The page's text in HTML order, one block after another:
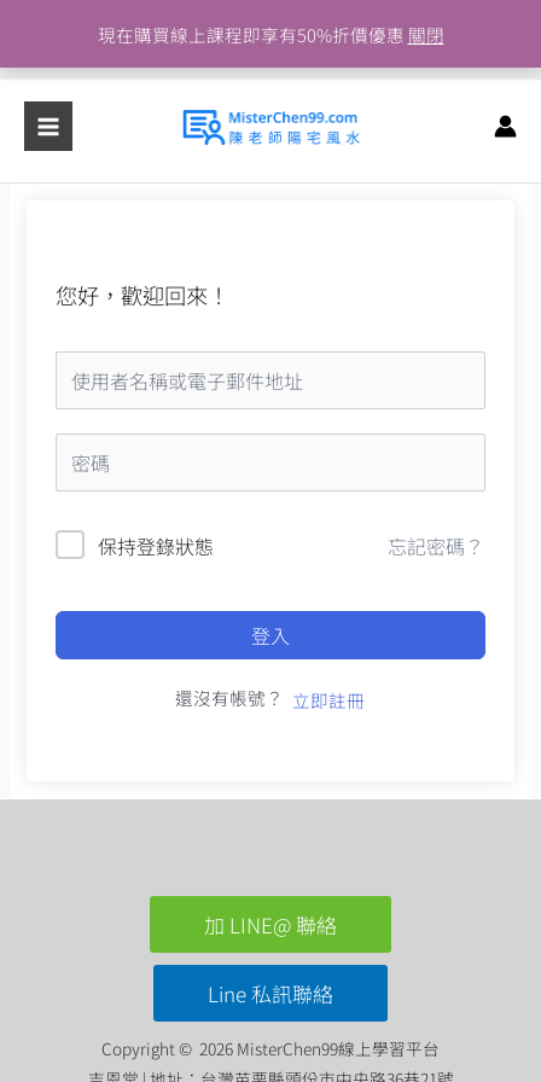
現在購買線上課程即享有50%折價優惠 關閉
主
容
您好，歡迎回來！
保持登錄狀態 忘記密碼？
登入
還沒有帳號？ 立即註冊
加 LINE@ 聯絡
Line 私訊聯絡
Copyright © 2026 MisterChen99線上學習平台